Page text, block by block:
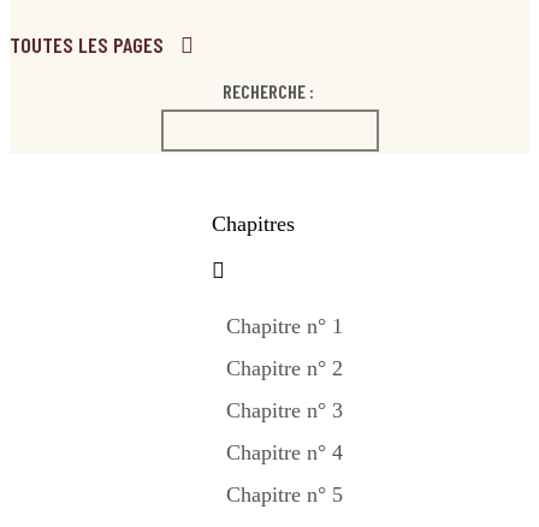
TOUTES LES PAGES
RECHERCHE :
Chapitres
Chapitre n° 1
Chapitre n° 2
Chapitre n° 3
Chapitre n° 4
Chapitre n° 5